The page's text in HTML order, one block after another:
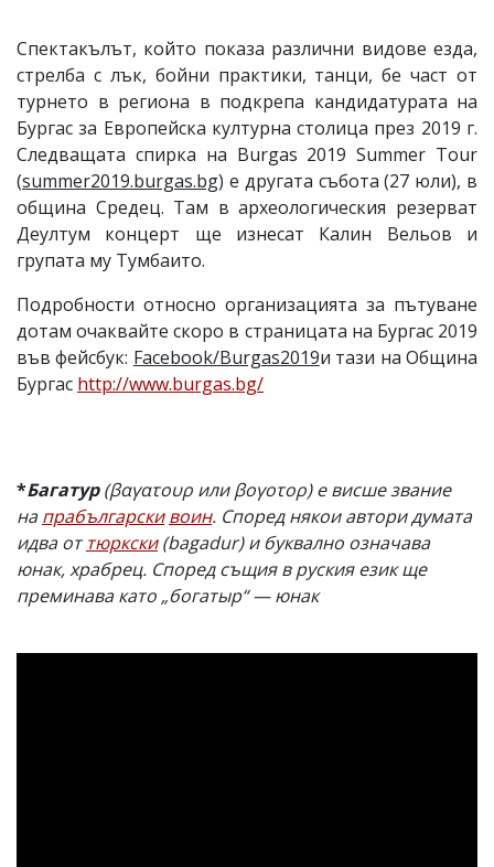
Спектакълът, който показа различни видове езда,
стрелба с лък, бойни практики, танци, бе част от
турнето в региона в подкрепа кандидатурата на
Бургас за Европейска културна столица през 2019 г.
Следващата спирка на Burgas 2019 Summer Tour
(summer2019.burgas.bg) е другата събота (27 юли), в
община Средец. Там в археологическия резерват
Деултум концерт ще изнесат Калин Вельов и
групата му Тумбаито.
Подробности относно организацията за пътуване
дотам очаквайте скоро в страницата на Бургас 2019
във фейсбук: Facebook/Burgas2019и тази на Община
Бургас http://www.burgas.bg/
*Багатур (βαγατουρ или βογοτορ) е висше звание
напрабългарски воин. Според някои автори думата
идва оттюркски(bagadur) и буквално означава
юнак, храбрец. Според същия в руския език ще
преминава като „богатыр“ — юнак